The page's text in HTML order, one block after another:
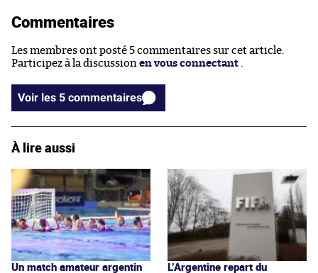
Commentaires
Les membres ont posté 5 commentaires sur cet article.
Participez à la discussion en vous connectant
Voir les 5 commentaires
À lire aussi
Un match amateur argentin
L’Argentine repart du